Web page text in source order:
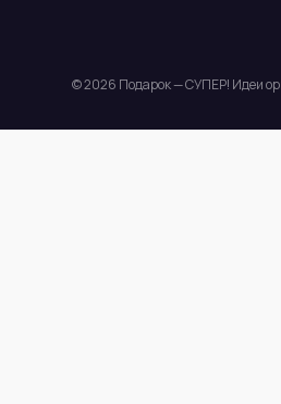
© 2026 Подарок — СУПЕР! Идеи